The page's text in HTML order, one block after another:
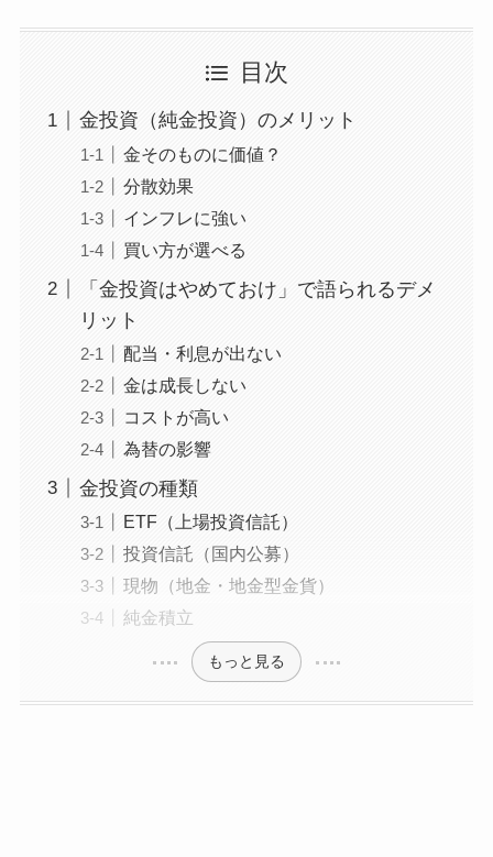
目次
金投資（純金投資）のメリット
金そのものに価値？
分散効果
インフレに強い
買い方が選べる
「金投資はやめておけ」で語られるデメ
リット
配当・利息が出ない
金は成長しない
コストが高い
為替の影響
金投資の種類
ETF（上場投資信託）
投資信託（国内公募）
現物（地金・地金型金貨）
純金積立
もっと見る